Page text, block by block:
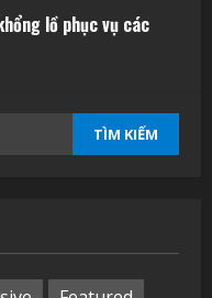
lồ phục vụ các